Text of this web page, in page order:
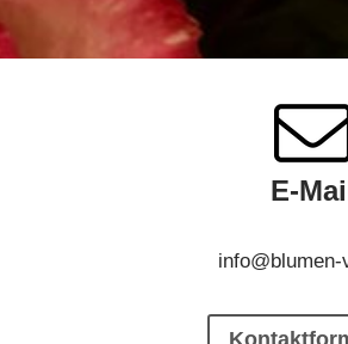
E-
info@blumen-